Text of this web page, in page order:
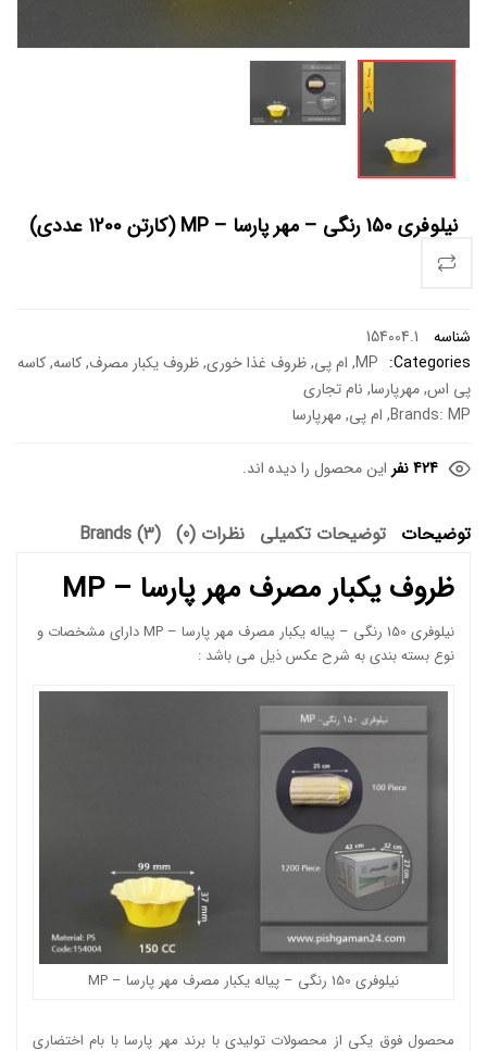
نیلوفری 150 رنگی – مهر پارسا – MP (کارتن 1200 عددی)
شناسه
154004.1
Categories:
MP
, ام پی,ظروف غذا خوری,ظروف یکبار مصرف,کاسه,کاسه
پی اس,مهرپارسا, نام تجاری
Brands: MP
, ام پی,مهرپارسا
424 نفر این محصول را دیده اند.
توضیحات توضیحات تکمیلی نظرات (0) Brands (3)
ظروف یکبار مصرف مهر پارسا – MP
نیلوفری 150 رنگی – پیاله یکبار مصرف مهر پارسا – MP دارای مشخصات و
نوع بسته بندی به شرح عکس ذیل می باشد :
نیلوفری 150 رنگی – پیاله یکبار مصرف مهر پارسا – MP
محصول فوق یکی از محصولات تولیدی با برند مهر پارسا با بام اختضاری